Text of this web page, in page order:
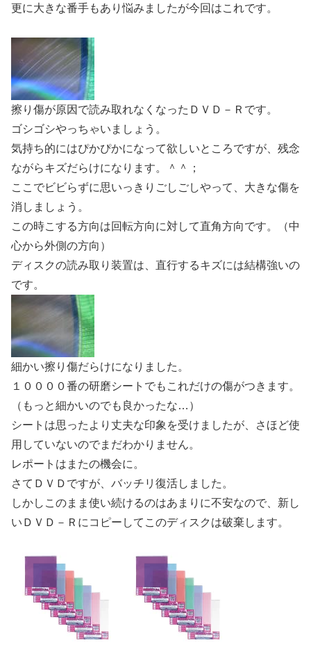
更に大きな番手もあり悩みましたが今回はこれです。
擦り傷が原因で読み取れなくなったＤＶＤ－Ｒです。
ゴシゴシやっちゃいましょう。
気持ち的にはぴかぴかになって欲しいところですが、残念
ながらキズだらけになります。＾＾；
ここでビビらずに思いっきりごしごしやって、大きな傷を
消しましょう。
この時こする方向は回転方向に対して直角方向です。（中
心から外側の方向）
ディスクの読み取り装置は、直行するキズには結構強いの
です。
細かい擦り傷だらけになりました。
１００００番の研磨シートでもこれだけの傷がつきます。
（もっと細かいのでも良かったな…）
シートは思ったより丈夫な印象を受けましたが、さほど使
用していないのでまだわかりません。
レポートはまたの機会に。
さてＤＶＤですが、バッチリ復活しました。
しかしこのまま使い続けるのはあまりに不安なので、新し
いＤＶＤ－Ｒにコピーしてこのディスクは破棄します。